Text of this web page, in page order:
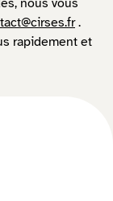
.
rapidement et